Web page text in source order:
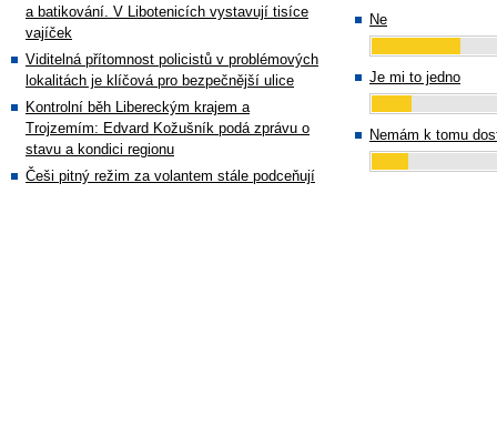
a batikování. V Libotenicích vystavují tisíce
vajíček
Viditelná přítomnost policistů v problémových
lokalitách je klíčová pro bezpečnější ulice
Kontrolní běh Libereckým krajem a
Trojzemím: Edvard Kožušník podá zprávu o
stavu a kondici regionu
Češi pitný režim za volantem stále podceňují
Ne
Je mi to jedno
Nemám k tomu